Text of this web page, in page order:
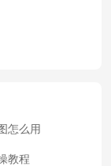
怎么用
教程